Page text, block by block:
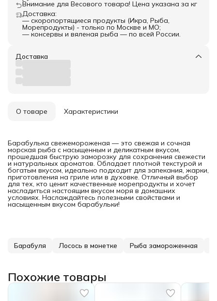
Внимание для Весового товара! Цена указана за кг
Доставка:
— скоропортящиеся продукты (Икра, Рыба,
Морепродукты) - только по Москве и МО;
— консервы и вяленая рыба — по всей России.
Доставка
О товаре Характеристики
Барабулька свежемороженая — это свежая и сочная
морская рыба с насыщенным и деликатным вкусом,
прошедшая быструю заморозку для сохранения свежести
и натуральных ароматов. Обладает плотной текстурой и
богатым вкусом, идеально подходит для запекания, жарки,
приготовления на гриле или в духовке. Отличный выбор
для тех, кто ценит качественные морепродукты и хочет
насладиться настоящим вкусом моря в домашних
условиях. Наслаждайтесь полезными свойствами и
насыщенным вкусом барабульки!
Барабуля Лосось в монетке Рыба замороженная
Похожие товары